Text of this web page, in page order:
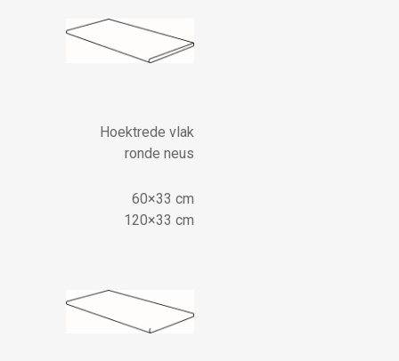
Hoektrede vlak
ronde neus
60×33 cm
120×33 cm